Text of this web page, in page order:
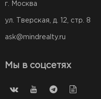
г. Москва
ул. Тверская, д. 12, стр. 8
ask@mindrealty.ru
Мы в соцсетях